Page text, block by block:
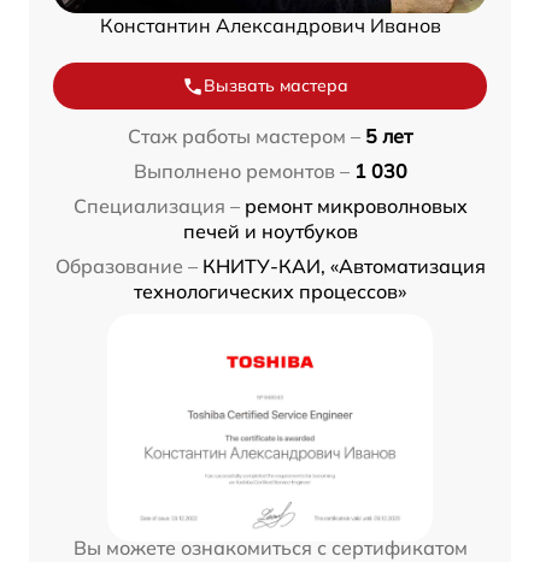
Константин Александрович Иванов
Вызвать мастера
Стаж работы мастером – 5 лет
Выполнено ремонтов – 1 030
Специализация – ремонт микроволновых
печей и ноутбуков
Образование – КНИТУ-КАИ, «Автоматизация
технологических процессов»
Вы можете ознакомиться с сертификатом